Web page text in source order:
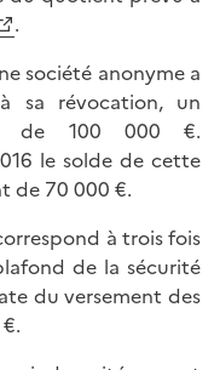
.
société anonyme a
sa révocation, un
de 100 000 €.
le solde de cette
de 70 000 €.
à trois fois
de la sécurité
du versement des